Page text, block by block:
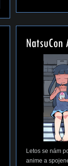
Letos se nám
anime a